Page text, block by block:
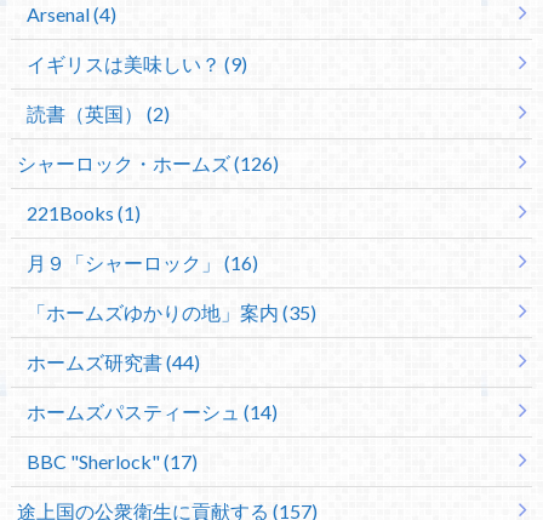
Arsenal (4)
イギリスは美味しい？ (9)
読書（英国） (2)
シャーロック・ホームズ (126)
221Books (1)
月９「シャーロック」 (16)
「ホームズゆかりの地」案内 (35)
ホームズ研究書 (44)
ホームズパスティーシュ (14)
BBC "Sherlock" (17)
途上国の公衆衛生に貢献する (157)